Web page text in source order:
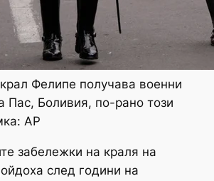
Фелипе получава военни
Пас, Боливия, по-рано този
AP
забележки на краля на
след години на